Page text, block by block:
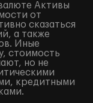
Активы
от
сказаться
а также
Иные
стоимость
но не
кредитными